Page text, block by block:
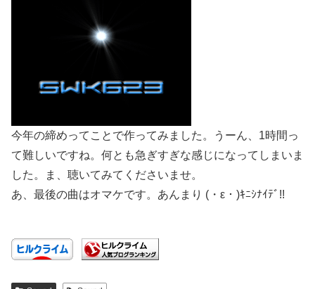
今年の締めってことで作ってみました。うーん、1時間っ
て難しいですね。何とも急ぎすぎな感じになってしまいま
した。ま、聴いてみてくださいませ。
あ、最後の曲はオマケです。あんまり (・ε・)ｷﾆｼﾅｲﾃﾞ!!